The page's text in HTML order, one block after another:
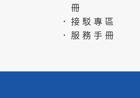
冊
．接駁專區
．服務手冊